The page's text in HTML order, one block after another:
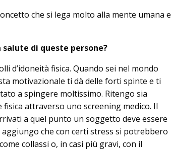
che si lega molto alla mente umana e
di queste persone?
d’idoneità fisica. Quando sei nel mondo
motivazionale ti dà delle forti spinte e ti
a spingere moltissimo. Ritengo sia
attraverso uno screening medico. Il
a quel punto un soggetto deve essere
che con certi stress si potrebbero
collassi o, in casi più gravi, con il